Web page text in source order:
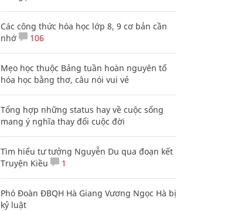
Các công thức hóa học lớp 8, 9 cơ bản cần
nhớ
106
Mẹo học thuộc Bảng tuần hoàn nguyên tố
hóa học bằng thơ, câu nói vui vẻ
Tổng hợp những status hay về cuộc sống
mang ý nghĩa thay đổi cuộc đời
Tìm hiểu tư tưởng Nguyễn Du qua đoạn kết
Truyện Kiều
1
Phó Đoàn ĐBQH Hà Giang Vương Ngọc Hà bị
kỷ luật